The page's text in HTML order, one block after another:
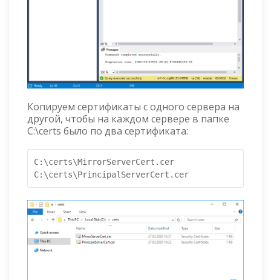
Копируем сертификаты с одного сервера на
другой, чтобы на каждом сервере в папке
C:\certs было по два сертификата:
C:\certs\MirrorServerCert.cer
C:\certs\PrincipalServerCert.cer